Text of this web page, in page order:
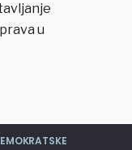
u